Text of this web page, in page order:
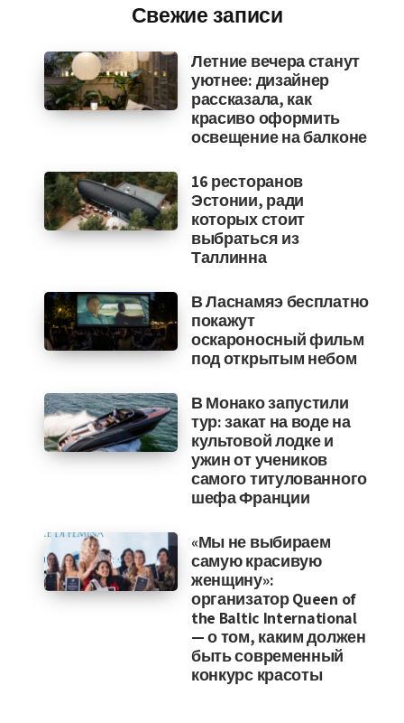
Свежие записи
Летние вечера станут
уютнее: дизайнер
рассказала, как
красиво оформить
освещение на балконе
16 ресторанов
Эстонии, ради
которых стоит
выбраться из
Таллинна
В Ласнамяэ бесплатно
покажут
оскароносный фильм
под открытым небом
В Монако запустили
тур: закат на воде на
культовой лодке и
ужин от учеников
самого титулованного
шефа Франции
«Мы не выбираем
самую красивую
женщину»:
организатор Queen of
the Baltic International
— о том, каким должен
быть современный
конкурс красоты